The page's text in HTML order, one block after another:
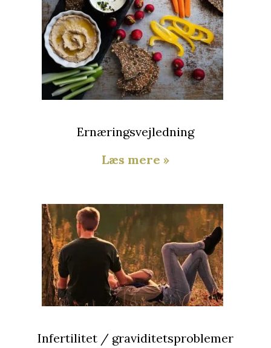
Ernæringsvejledning
Læs mere »
Infertilitet / graviditetsproblemer